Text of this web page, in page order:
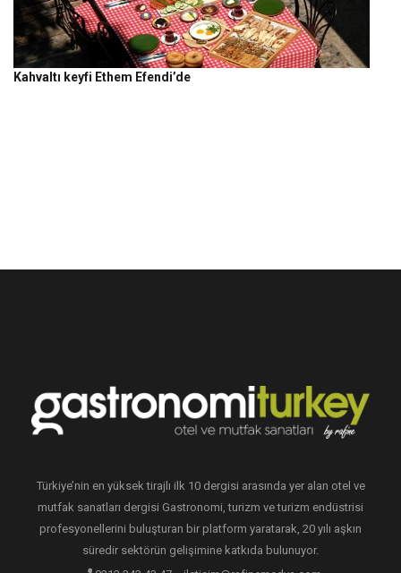
Kahvaltı keyfi Ethem Efendi’de
Türkiye’nin en yüksek tirajlı ilk 10 dergisi arasında yer alan otel ve
mutfak sanatları dergisi Gastronomi, turizm ve turizm endüstrisi
profesyonellerini buluşturan bir platform yaratarak, 20 yılı aşkın
süredir sektörün gelişimine katkıda bulunuyor.